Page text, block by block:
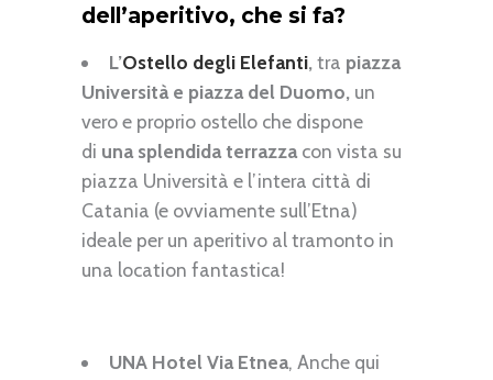
dell’aperitivo, che si fa?
L’Ostello degli Elefanti, tra piazza
Università e piazza del Duomo, un
vero e proprio ostello che dispone
di una splendida terrazzacon vista su
piazza Università e l’intera città di
Catania (e ovviamente sull’Etna)
ideale per un aperitivo al tramonto in
una location fantastica!
UNA Hotel Via Etnea, Anche qui